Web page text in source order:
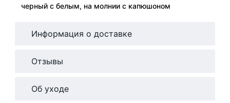
черный с белым, на молнии с капюшоном
Информация о доставке
Отзывы
Об уходе